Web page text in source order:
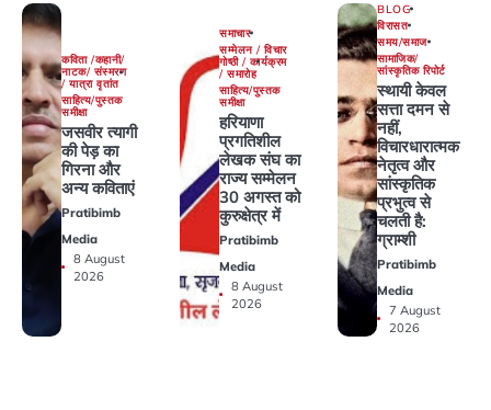
कविता /कहानी/
नाटक/ संस्मरण
/ यात्रा वृतांत
साहित्य/पुस्तक
समीक्षा
जसवीर त्यागी
की पेड़ का
गिरना और
अन्य कविताएं
Pratibimb
Media
8 August
2026
समाचार
सम्मेलन / विचार
गोष्ठी / कार्यक्रम
/ समारोह
साहित्य/पुस्तक
समीक्षा
हरियाणा
प्रगतिशील
लेखक संघ का
राज्य सम्मेलन
30 अगस्त को
कुरुक्षेत्र में
Pratibimb
Media
8 August
2026
BLOG
विरासत
समय/समाज
सामाजिक/
सांस्कृतिक रिपोर्ट
स्थायी केवल
सत्ता दमन से
नहीं,
विचारधारात्मक
नेतृत्व और
सांस्कृतिक
प्रभुत्व से
चलती है:
ग्राम्शी
Pratibimb
Media
7 August
2026